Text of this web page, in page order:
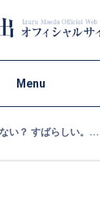
Menu
い？ すばらしい。...